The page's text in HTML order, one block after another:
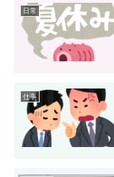
日常
仕事